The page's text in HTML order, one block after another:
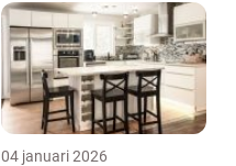
04 januari 2026